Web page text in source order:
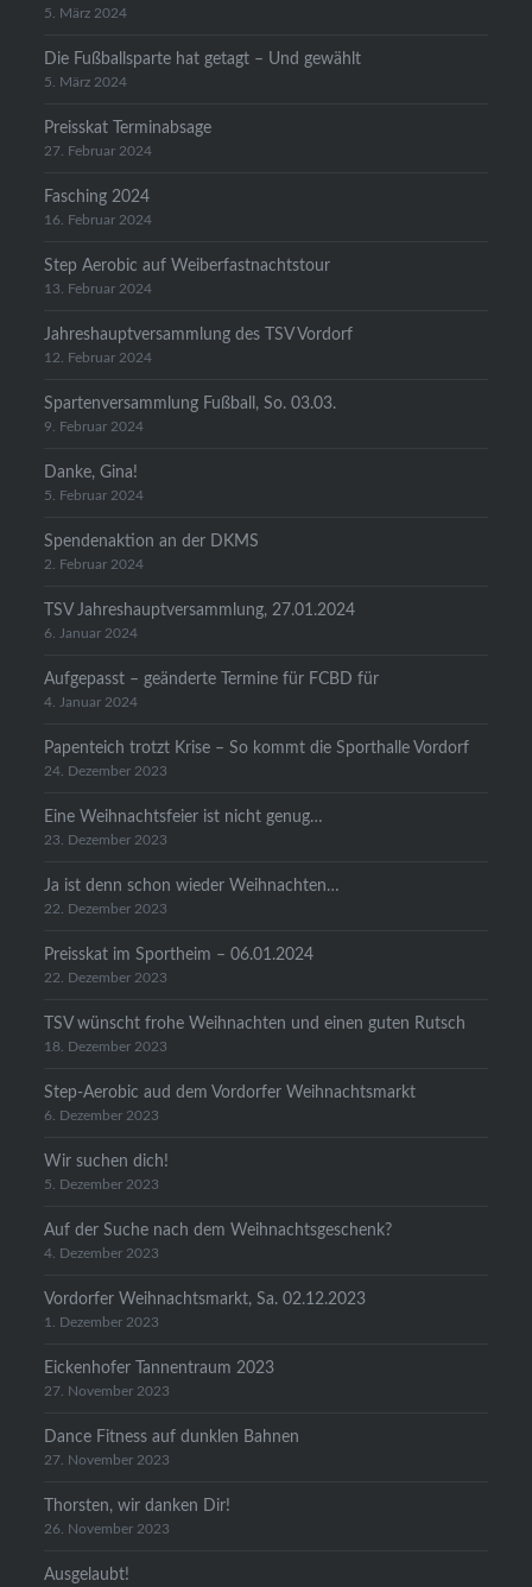
5. März 2024
Die Fußballsparte hat getagt – Und gewählt
5. März 2024
Preisskat Terminabsage
27. Februar 2024
Fasching 2024
16. Februar 2024
Step Aerobic auf Weiberfastnachtstour
13. Februar 2024
Jahreshauptversammlung des TSV Vordorf
12. Februar 2024
Spartenversammlung Fußball, So. 03.03.
9. Februar 2024
Danke, Gina!
5. Februar 2024
Spendenaktion an der DKMS
2. Februar 2024
TSV Jahreshauptversammlung, 27.01.2024
6. Januar 2024
Aufgepasst – geänderte Termine für FCBD für
4. Januar 2024
Papenteich trotzt Krise – So kommt die Sporthalle Vordorf
24. Dezember 2023
Eine Weihnachtsfeier ist nicht genug…
23. Dezember 2023
Ja ist denn schon wieder Weihnachten…
22. Dezember 2023
Preisskat im Sportheim – 06.01.2024
22. Dezember 2023
TSV wünscht frohe Weihnachten und einen guten Rutsch
18. Dezember 2023
Step-Aerobic aud dem Vordorfer Weihnachtsmarkt
6. Dezember 2023
Wir suchen dich!
5. Dezember 2023
Auf der Suche nach dem Weihnachtsgeschenk?
4. Dezember 2023
Vordorfer Weihnachtsmarkt, Sa. 02.12.2023
1. Dezember 2023
Eickenhofer Tannentraum 2023
27. November 2023
Dance Fitness auf dunklen Bahnen
27. November 2023
Thorsten, wir danken Dir!
26. November 2023
Ausgelaubt!